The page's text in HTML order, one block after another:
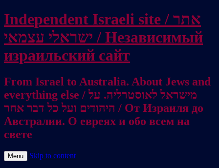
Independent Israeli site / אתר
ישראלי עצמאי / Независимый
израильский сайт
From Israel to Australia. About Jews and
everything else / מישראל לאוסטרליה. על
היהודים ועל כל דבר אחר / От Израиля до
Австралии. О евреях и обо всем на
свете
Menu Skip to content